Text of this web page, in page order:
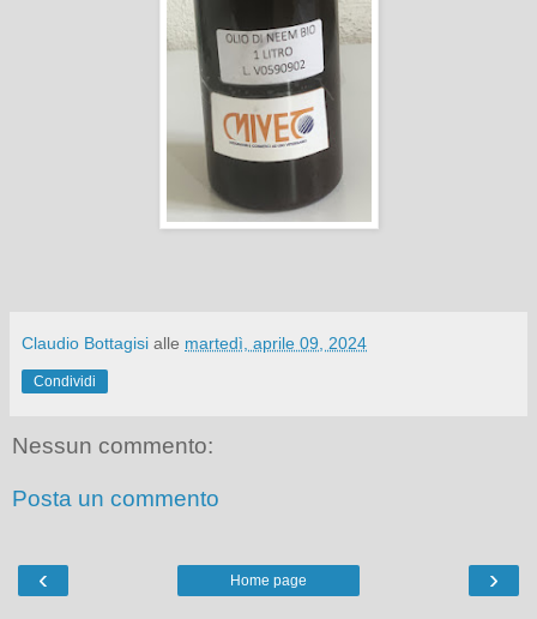
Claudio Bottagisi alle martedì, aprile 09, 2024
Condividi
Nessun commento:
Posta un commento
‹ ›
Home page